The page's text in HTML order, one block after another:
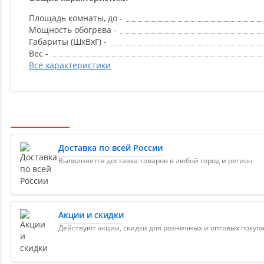
Площадь комнаты, до -
Мощность обогрева -
Габариты (ШxВxГ) -
Вес -
Все характеристики
Доставка по всей России
Выполняется доставка товаров в любой город и регион
Акции и скидки
Действуют акции, скидки для розничных и оптовых